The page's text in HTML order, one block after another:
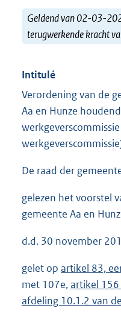
Geldend van 02-03-
terugwerkende kracht
Intitulé
Verordening van de
Aa en Hunze
De raad der
gelezen het voorstel
gemeente Aa en
d.d. 30 november
gelet op artikel 83,
met 107e,artikel 156
afdeling 10.1.2 van